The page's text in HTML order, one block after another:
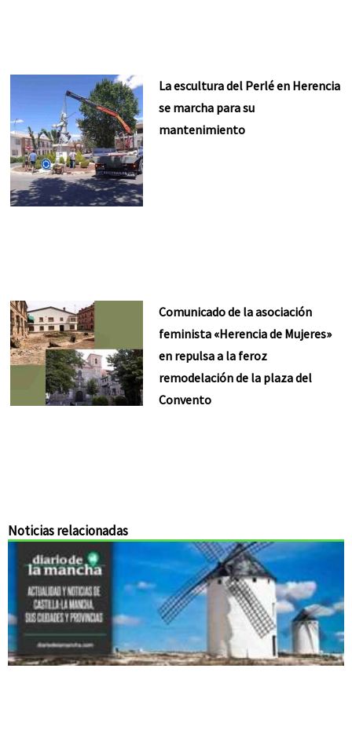
La escultura del Perlé en Herencia
se marcha para su
mantenimiento
Comunicado de la asociación
feminista «Herencia de Mujeres»
en repulsa a la feroz
remodelación de la plaza del
Convento
Noticias relacionadas